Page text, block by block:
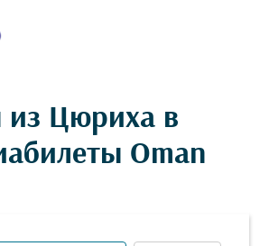
из Цюриха в
Oman